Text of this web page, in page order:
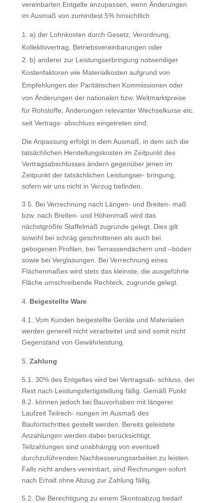
vereinbarten Entgelte anzupassen, wenn Änderungen
im Ausmaß von zumindest 5% hinsichtlich
a) der Lohnkosten durch Gesetz, Verordnung,
Kollektivvertrag, Betriebsvereinbarungen oder
b) anderer zur Leistungserbringung notwendiger
Kostenfaktoren wie Materialkosten aufgrund von
Empfehlungen der Paritätischen Kommissionen oder
von Änderungen der nationalen bzw. Weltmarktpreise
für Rohstoffe, Änderungen relevanter Wechselkurse etc.
seit Vertrags- abschluss eingetreten sind.
Die Anpassung erfolgt in dem Ausmaß, in dem sich die
tatsächlichen Herstellungskosten im Zeitpunkt des
Vertragsabschlusses ändern gegenüber jenen im
Zeitpunkt der tatsächlichen Leistungser- bringung,
sofern wir uns nicht in Verzug befinden.
3.5. Bei Verrechnung nach Längen- und Breiten- maß
bzw. nach Breiten- und Höhenmaß wird das
nächstgrößte Staffelmaß zugrunde gelegt. Dies gilt
sowohl bei schräg geschnittenen als auch bei
gebogenen Profilen, bei Terrassendächern und –böden
sowie bei Verglasungen. Bei Verrechnung eines
Flächenmaßes wird stets das kleinste, die ausgeführte
Fläche umschreibende Rechteck, zugrunde gelegt.
Beigestellte Ware
4.1. Vom Kunden beigestellte Geräte und Materialien
werden generell nicht verarbeitet und sind somit nicht
Gegenstand von Gewährleistung.
Zahlung
5.1. 30% des Entgeltes wird bei Vertragsab- schluss, der
Rest nach Leistungsfertigstellung fällig. Gemäß Punkt
8.2. können jedoch bei Bauvorhaben mit längerer
Laufzeit Teilrech- nungen im Ausmaß des
Baufortschrittes gestellt werden. Bereits geleistete
Anzahlungen werden dabei berücksichtigt.
Teilzahlungen sind unabhängig von eventuell
durchzuführenden Nachbesserungsarbeiten zu leisten.
Falls nicht anders vereinbart, sind Rechnungen sofort
nach Erhalt ohne Abzug zur Zahlung fällig.
5.2. Die Berechtigung zu einem Skontoabzug bedarf